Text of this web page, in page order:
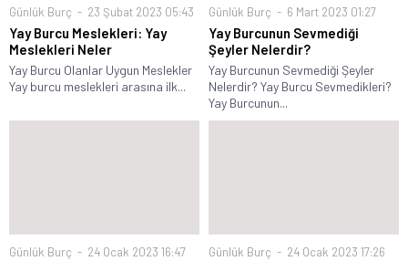
Günlük Burç 23 Şubat 2023 05:43
Yay Burcu Meslekleri: Yay
Meslekleri Neler
Yay Burcu Olanlar Uygun Meslekler
Yay burcu meslekleri arasına ilk...
Günlük Burç 6 Mart 2023 01:27
Yay Burcunun Sevmediği
Şeyler Nelerdir?
Yay Burcunun Sevmediği Şeyler
Nelerdir? Yay Burcu Sevmedikleri?
Yay Burcunun...
Günlük Burç 24 Ocak 2023 16:47 Günlük Burç 24 Ocak 2023 17:26